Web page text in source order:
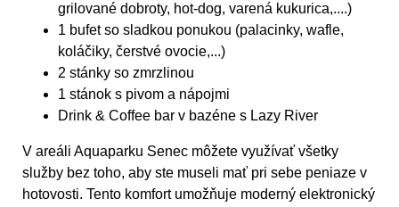
grilované dobroty, hot-dog, varená kukurica,....)
1 bufet so sladkou ponukou (palacinky, wafle,
koláčiky, čerstvé ovocie,...)
2 stánky so zmrzlinou
1 stánok s pivom a nápojmi
Drink & Coffee bar v bazéne s Lazy River
V areáli Aquaparku Senec môžete využívať všetky
služby bez toho, aby ste museli mať pri sebe peniaze v
hotovosti. Tento komfort umožňuje moderný elektronický